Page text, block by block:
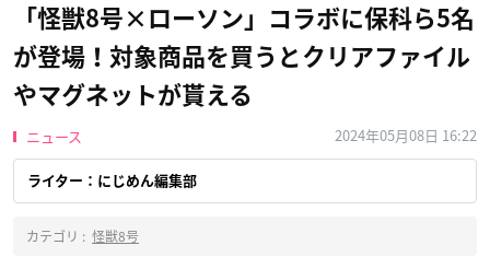
「怪獣8号×ローソン」コラボに保科ら5名
が登場！対象商品を買うとクリアファイル
やマグネットが貰える
ニュース 2024年05月08日 16:22
ライター：にじめん編集部
カテゴリ : 怪獣8号